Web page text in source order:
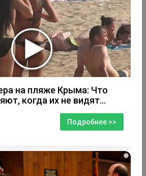
на пляже Крыма: Что
когда их не видят...
Подробнее >>
i